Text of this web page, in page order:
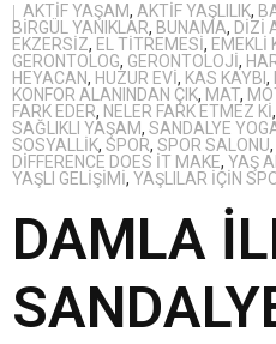
AKTIF YAŞAM, AKTIF YAŞLILIK,
BIRGÜL YANIKLAR, BUNAMA, DIZI
EKZERSIZ, EL TITREMESI, EMEKLI
GERONTOLOG, GERONTOLOJI,
HEYACAN, HUZUR EVI, KAS KAYBI ,
KONFOR ALANINDAN ÇIK, MAT,
FARK EDER, NELER FARK ETMEZ KI,
SAĞLIKLI YAŞAM, SANDALYE
SOSYALLIK, SPOR, SPOR SALONU,
DIFFERENCE DOES IT MAKE, YAŞ
YAŞLI GELIŞIMI, YAŞLILAR IÇIN
DAMLA